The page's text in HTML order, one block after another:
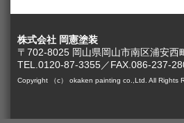
株式会社 岡憲塗装
〒702-8025 岡山県岡山市南区浦安西
TEL.0120-87-3355／FAX.086-237-
Copyright （c） okaken painting co.,Ltd. All Rights